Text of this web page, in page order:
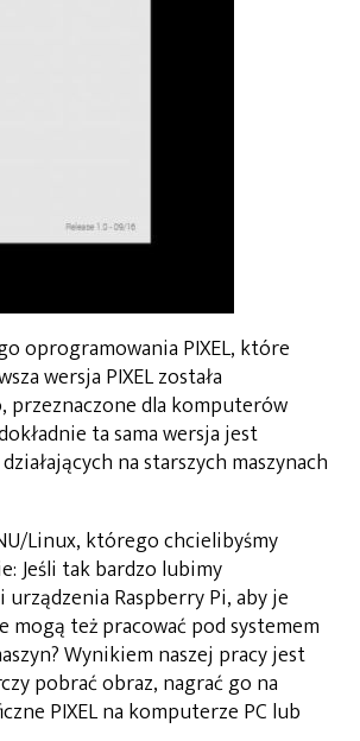
oprogramowania PIXEL, które
wersja PIXEL została
przeznaczone dla komputerów
ta sama wersja jest
na starszych maszynach
Linux, którego chcielibyśmy
Jeśli tak bardzo lubimy
Raspberry Pi, aby je
też pracować pod systemem
Wynikiem naszej pracy jest
pobrać obraz, nagrać go na
PIXEL na komputerze PC lub